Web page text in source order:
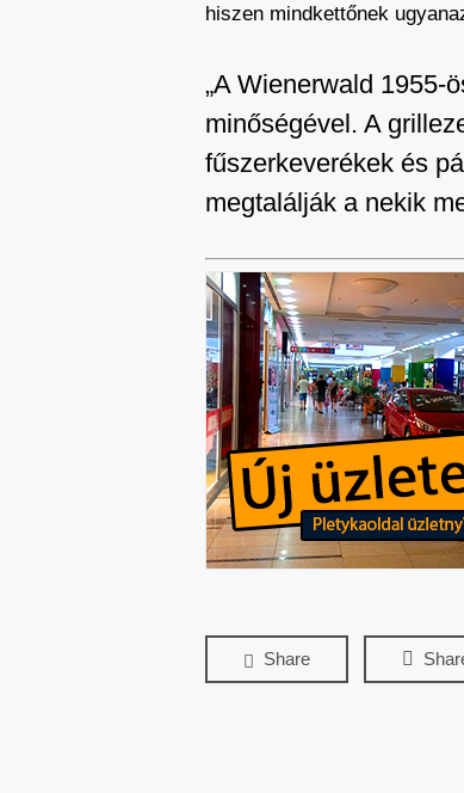
hiszen mindkettőnek
„A Wienerwald 1955-
minőségével. A
fűszerkeverékek és
megtalálják a nekik
Share